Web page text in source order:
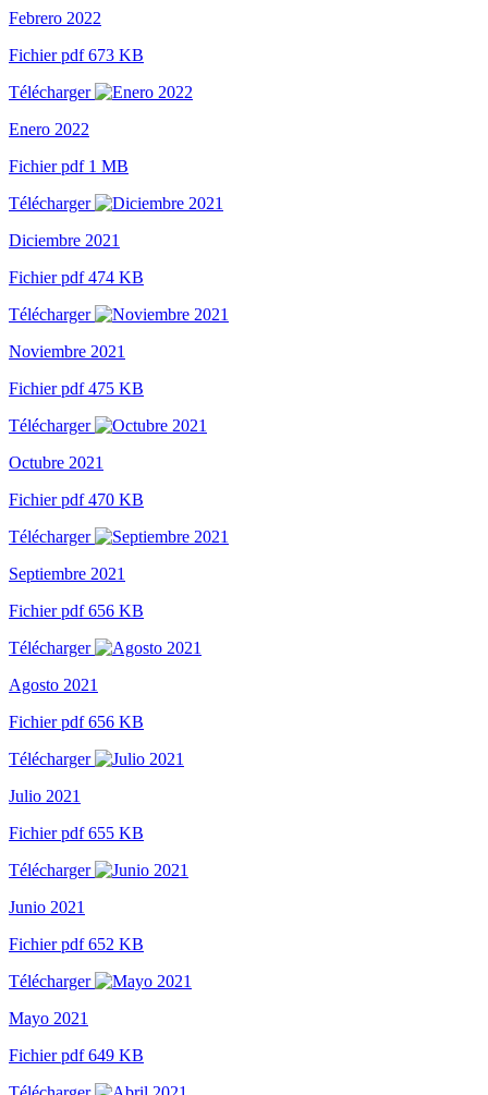
Febrero 2022
Fichier pdf 673 KB
Télécharger
Enero 2022
Fichier pdf 1 MB
Télécharger
Diciembre 2021
Fichier pdf 474 KB
Télécharger
Noviembre 2021
Fichier pdf 475 KB
Télécharger
Octubre 2021
Fichier pdf 470 KB
Télécharger
Septiembre 2021
Fichier pdf 656 KB
Télécharger
Agosto 2021
Fichier pdf 656 KB
Télécharger
Julio 2021
Fichier pdf 655 KB
Télécharger
Junio 2021
Fichier pdf 652 KB
Télécharger
Mayo 2021
Fichier pdf 649 KB